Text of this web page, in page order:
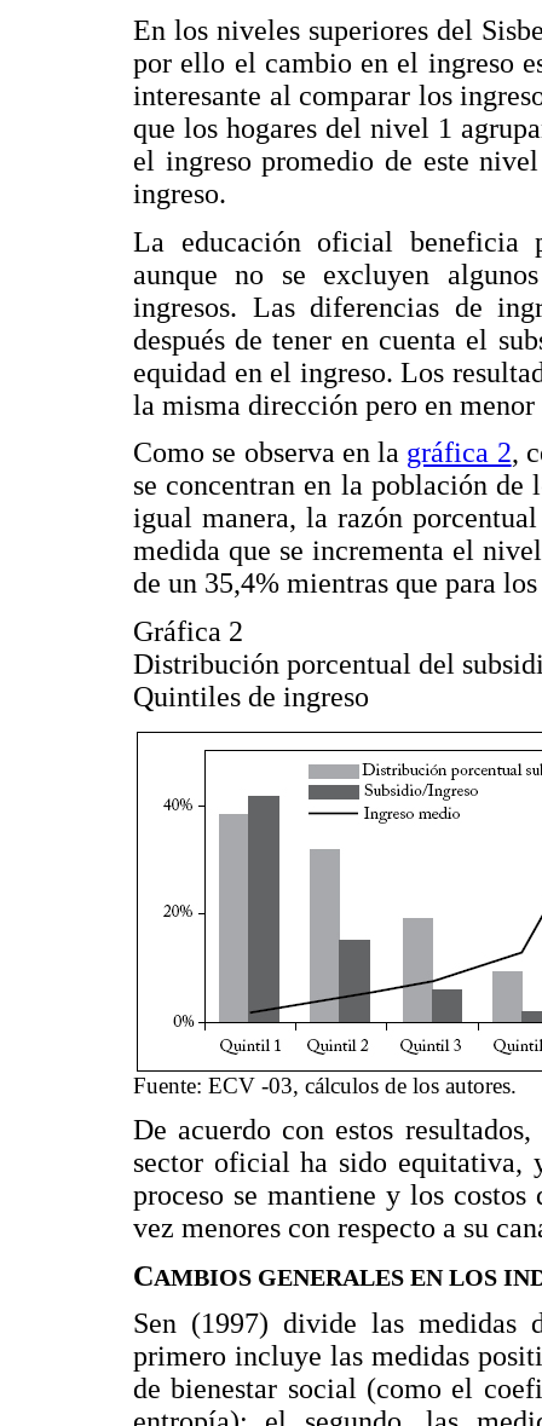
En los niveles superiores del
por ello el cambio en el ingreso
interesante al comparar los
que los hogares del nivel 1
el ingreso promedio de este
ingreso.
La educación oficial beneficia
aunque no se excluyen
ingresos. Las diferencias de
después de tener en cuenta el
equidad en el ingreso. Los
la misma dirección pero en
Como se observa en la gráfica 2,
se concentran en la población
igual manera, la razón
medida que se incrementa el
de un 35,4% mientras que para
Gráfica 2
Distribución porcentual del
Quintiles de ingreso
Fuente: ECV -03, cálculos de los autores.
De acuerdo con estos
sector oficial ha sido equitativa,
proceso se mantiene y los
vez menores con respecto a su
CAMBIOS GENERALES EN LOS
Sen (1997) divide las medidas
primero incluye las medidas
de bienestar social (como el